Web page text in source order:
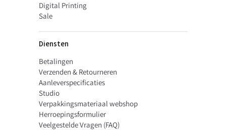
Digital Printing
Sale
Diensten
Betalingen
Verzenden & Retourneren
Aanleverspecificaties
Studio
Verpakkingsmateriaal webshop
Herroepingsformulier
Veelgestelde Vragen (FAQ)